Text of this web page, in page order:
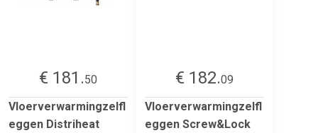
€ 181.50
Vloerverwarmingzelfl
eggen Distriheat
€ 182.09
Vloerverwarmingzelfl
eggen Screw&Lock